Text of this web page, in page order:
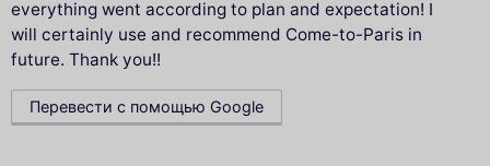
everything went according to plan and expectation! I
will certainly use and recommend Come-to-Paris in
future. Thank you!!
Перевести с помощью Google